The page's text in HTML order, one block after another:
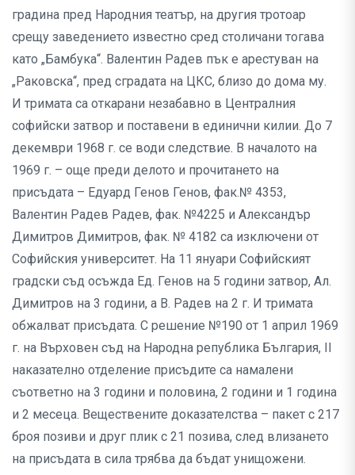
градина пред Народния театър, на другия тротоар
срещу заведението известно сред столичани тогава
като „Бамбука“. Валентин Радев пък е арестуван на
„Раковска“, пред сградата на ЦКС, близо до дома му.
И тримата са откарани незабавно в Централния
софийски затвор и поставени в единични килии. До 7
декември 1968 г. се води следствие. В началото на
1969 г. – още преди делото и прочитането на
присъдата – Едуард Генов Генов, фак.№ 4353,
Валентин Радев Радев, фак. №4225 и Александър
Димитров Димитров, фак. № 4182 са изключени от
Софийския университет. На 11 януари Софийският
градски съд осъжда Ед. Генов на 5 години затвор, Ал.
Димитров на 3 години, а В. Радев на 2 г. И тримата
обжалват присъдата. С решение №190 от 1 април 1969
г. на Върховен съд на Народна република България, II
наказателно отделение присъдите са намaлени
съответно на 3 години и половина, 2 години и 1 година
и 2 месеца. Веществените доказателства – пакет с 217
броя позиви и друг плик с 21 позива, след влизането
на присъдата в сила трябва да бъдат унищожени.